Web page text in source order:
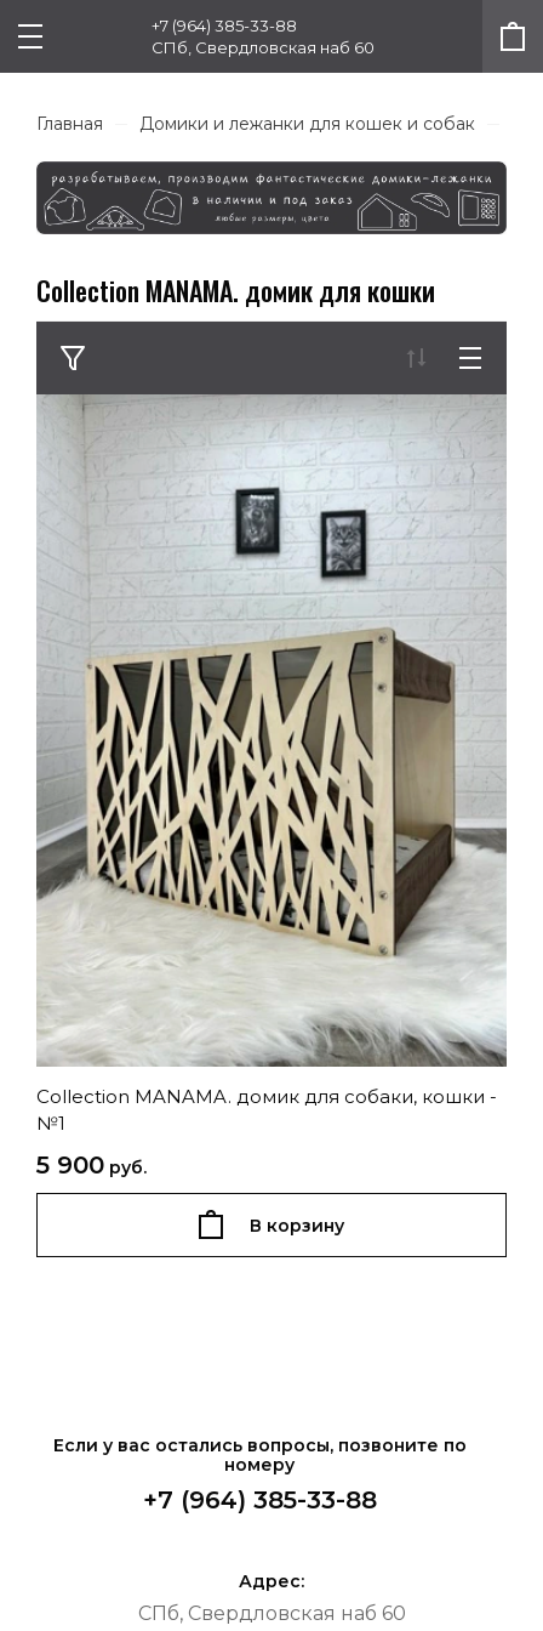
+7 (964) 385-33-88
СПб, Свердловская наб 60
Главная Домики и лежанки для кошек и собак
Collection MANAMA. домик для кошки
Collection MANAMA. домик для собаки, кошки -
№1
5 900 руб.
В корзину
Если у вас остались вопросы, позвоните по
номеру
+7 (964) 385-33-88
Адрес:
СПб, Свердловская наб 60